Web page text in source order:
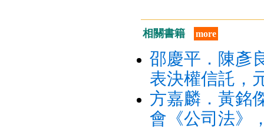
相關書籍 more
邵慶平．陳彥
表決權信託，
方嘉麟．黃銘
會《公司法》